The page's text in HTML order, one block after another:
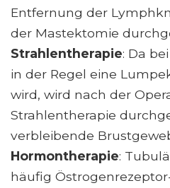
Entfernung der
der Mastektomie
Strahlentherapie: Da
in der Regel eine
wird, wird nach der
Strahlentherapie
verbleibende
Hormontherapie:
häufig